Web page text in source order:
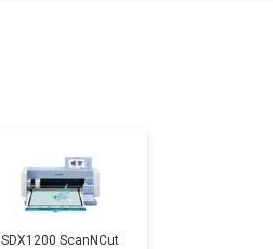
Заказать
SDX1200 ScanNCut